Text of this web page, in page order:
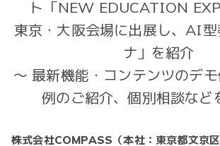
ト「NEW EDUCATION
東京・大阪会場に出展し、AI型
ナ」を紹介
～ 最新機能・コンテンツのデ
例のご紹介、個別相談など
株式会社COMPASS（本社：東京都文京区